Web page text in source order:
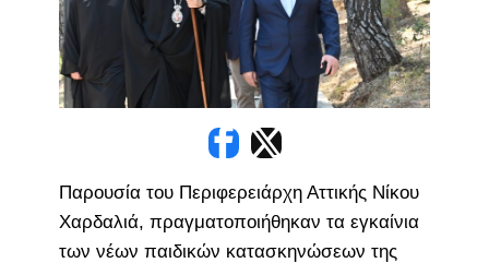
Παρουσία του Περιφερειάρχη Αττικής Νίκου
Χαρδαλιά, πραγματοποιήθηκαν τα εγκαίνια
των νέων παιδικών κατασκηνώσεων της